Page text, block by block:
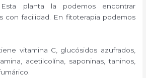
planta la podemos encontrar
con facilidad. En fitoterapia podemos
vitamina C, glucósidos azufrados,
acetilcolína, saponinas, taninos,